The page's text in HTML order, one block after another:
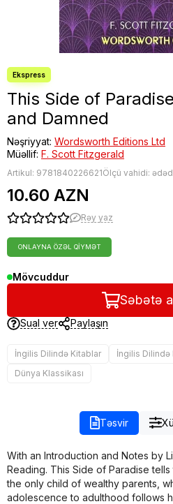
This Side of
and Damned
Nəşriyyat: Wordsworth Editions Ltd
Müəllif: F. Scott Fitzgerald
Artikul: 9781840226621Ölçü vahidi: ədəd
10.60 AZN
Rəy yaz
ONLAYNA ÖZƏL QIYMƏT
Mövcuddur
Səbətə
Sual ver Paylaşın
İngilis Dilində Kitablar
İngilis
Dünya Klassikası
Təsvir
With an Introduction and Notes by
Reading. This Side of Paradise
the only child of wealthy parents,
adolescence to adulthood follows